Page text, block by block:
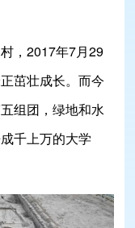
，2017年7月29
茁壮成长。而今
组团，绿地和水
千上万的大学